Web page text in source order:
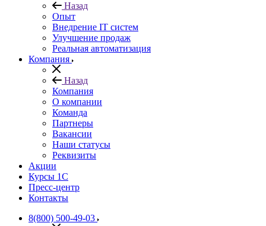
Назад
Опыт
Внедрение IT систем
Улучшение продаж
Реальная автоматизация
Компания
Назад
Компания
О компании
Команда
Партнеры
Вакансии
Наши статусы
Реквизиты
Акции
Курсы 1С
Пресс-центр
Контакты
8(800) 500-49-03